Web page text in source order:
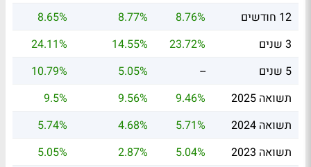
12 חודשים
8.76%
8.77%
8.65%
3 שנים
23.72%
14.55%
24.11%
5 שנים
--
5.05%
10.79%
תשואה 2025
9.46%
9.56%
9.5%
תשואה 2024
5.71%
4.68%
5.74%
תשואה 2023
5.04%
2.87%
5.05%